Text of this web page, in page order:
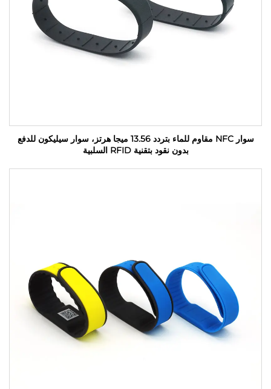
سوار NFC مقاوم للماء بتردد 13.56 ميجا هرتز، سوار سيليكون للدفع
بدون نقود بتقنية RFID السلبية